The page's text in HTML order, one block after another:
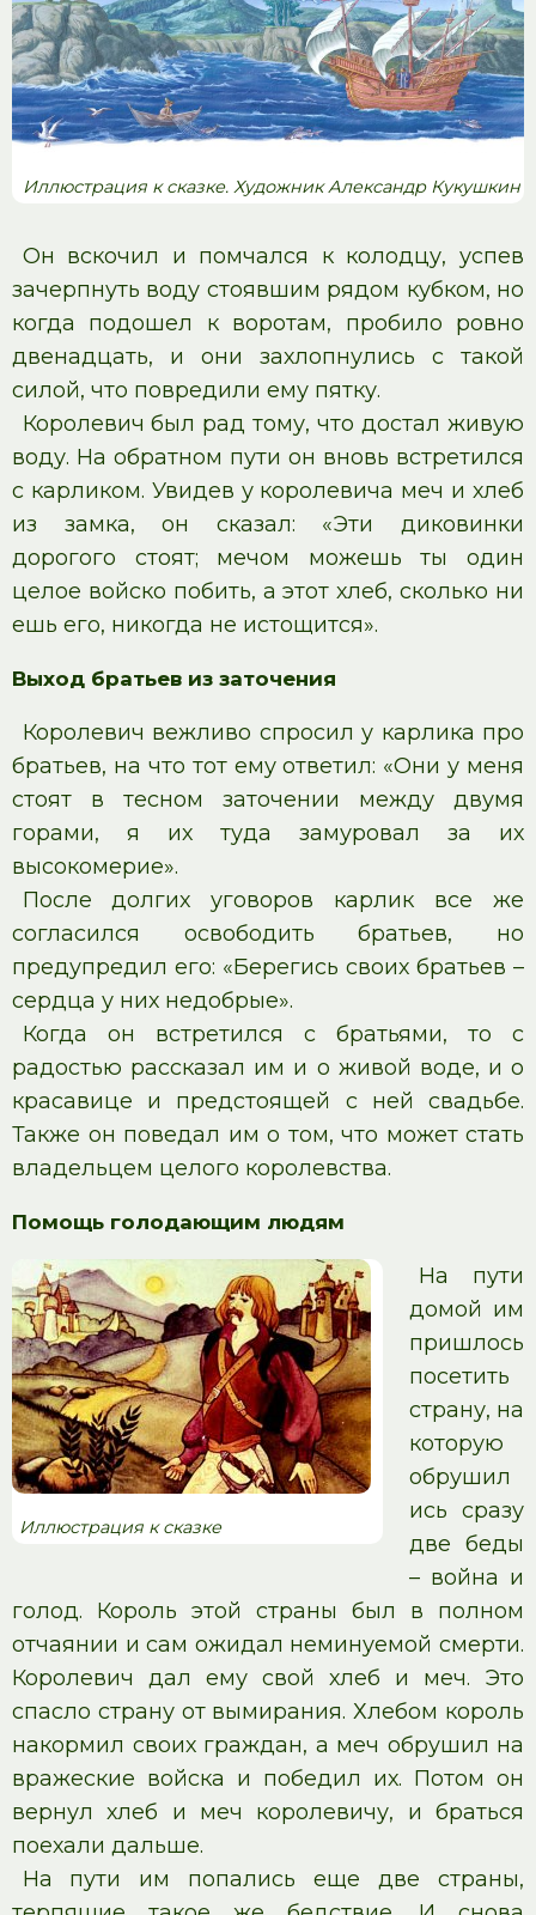
Иллюстрация к сказке. Художник Александр Кукушкин
Он вскочил и помчался к колодцу, успев
зачерпнуть воду стоявшим рядом кубком, но
когда подошел к воротам, пробило ровно
двенадцать, и они захлопнулись с такой
силой, что повредили ему пятку.
Королевич был рад тому, что достал живую
воду. На обратном пути он вновь встретился
с карликом. Увидев у королевича меч и хлеб
из замка, он сказал: «Эти диковинки
дорогого стоят; мечом можешь ты один
целое войско побить, а этот хлеб, сколько ни
ешь его, никогда не истощится».
Выход братьев из заточения
Королевич вежливо спросил у карлика про
братьев, на что тот ему ответил: «Они у меня
стоят в тесном заточении между двумя
горами, я их туда замуровал за их
высокомерие».
После долгих уговоров карлик все же
согласился освободить братьев, но
предупредил его: «Берегись своих братьев –
сердца у них недобрые».
Когда он встретился с братьями, то с
радостью рассказал им и о живой воде, и о
красавице и предстоящей с ней свадьбе.
Также он поведал им о том, что может стать
владельцем целого королевства.
Помощь голодающим людям
Иллюстрация к сказке
На пути
домой им
пришлось
посетить
страну, на
которую
обрушил
ись сразу
две беды
– война и
голод. Король этой страны был в полном
отчаянии и сам ожидал неминуемой смерти.
Королевич дал ему свой хлеб и меч. Это
спасло страну от вымирания. Хлебом король
накормил своих граждан, а меч обрушил на
вражеские войска и победил их. Потом он
вернул хлеб и меч королевичу, и браться
поехали дальше.
На пути им попались еще две страны,